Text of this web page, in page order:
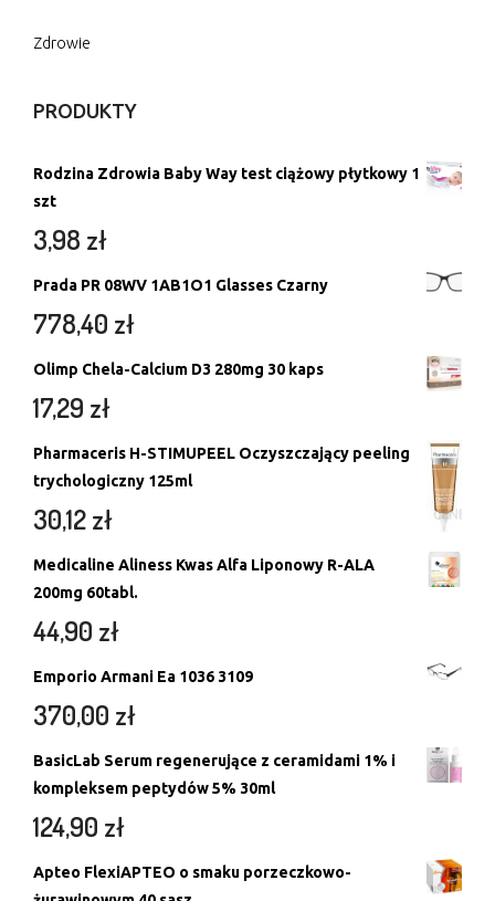
Zdrowie
PRODUKTY
Rodzina Zdrowia Baby Way test ciążowy płytkowy 1
szt
3,98 zł
Prada PR 08WV 1AB1O1 Glasses Czarny
778,40 zł
Olimp Chela-Calcium D3 280mg 30 kaps
17,29 zł
Pharmaceris H-STIMUPEEL Oczyszczający peeling
trychologiczny 125ml
30,12zł
Medicaline Aliness Kwas Alfa Liponowy R-ALA
200mg 60tabl.
44,90 zł
Emporio Armani Ea 1036 3109
370,00 zł
BasicLab Serum regenerujące z ceramidami 1% i
kompleksem peptydów 5% 30ml
124,90 zł
Apteo FlexiAPTEO o smaku porzeczkowo-